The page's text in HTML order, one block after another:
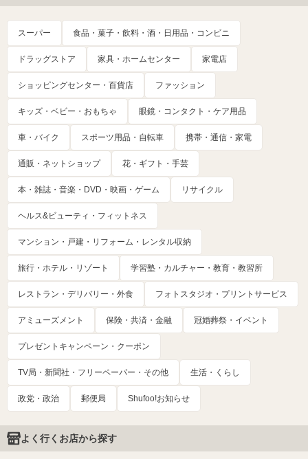
スーパー 食品・菓子・飲料・酒・日用品・コンビニ
ドラッグストア 家具・ホームセンター 家電店
ショッピングセンター・百貨店 ファッション
キッズ・ベビー・おもちゃ 眼鏡・コンタクト・ケア用品
車・バイク スポーツ用品・自転車 携帯・通信・家電
通販・ネットショップ 花・ギフト・手芸
本・雑誌・音楽・DVD・映画・ゲーム リサイクル
ヘルス&ビューティ・フィットネス
マンション・戸建・リフォーム・レンタル収納
旅行・ホテル・リゾート 学習塾・カルチャー・教育・教習所
レストラン・デリバリー・外食 フォトスタジオ・プリントサービス
アミューズメント 保険・共済・金融 冠婚葬祭・イベント
プレゼントキャンペーン・クーポン
TV局・新聞社・フリーペーパー・その他 生活・くらし
政党・政治 郵便局 Shufoo!お知らせ
よく行くお店から探す